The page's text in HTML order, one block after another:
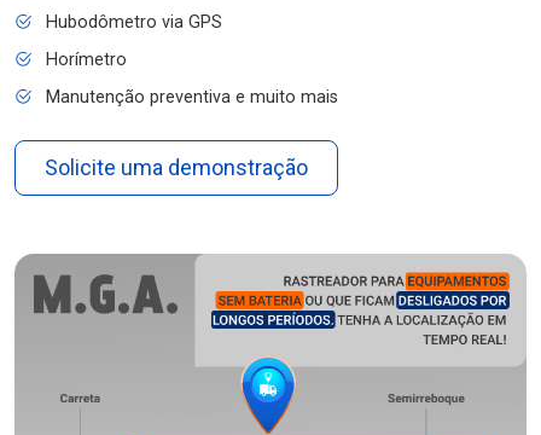
Hubodômetro via GPS
Horímetro
Manutenção preventiva e muito mais
Solicite uma demonstração